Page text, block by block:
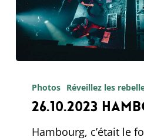
Hambourg
Photos Réveillez les
26.10.2023
Hambourg, c’était le